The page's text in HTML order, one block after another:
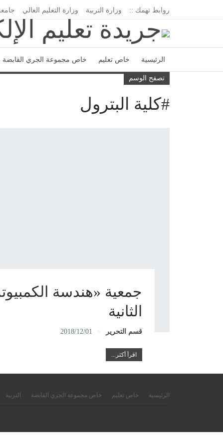
روابط تهمك :: وزارة التربية وزارة التعليم العالي
الرئيسية خاص تعليم خاص مجموعة الجري القابضة
اتحاد المدارس الخاصة
تصفح الوسم
#كلية البترول
جمعية «هندسة
الثانية
قسم التحرير 2018/12/01
اقرأ أكثر...
الرئيسية خاص تعليم خاص مجموعة الجري القابضة التربية